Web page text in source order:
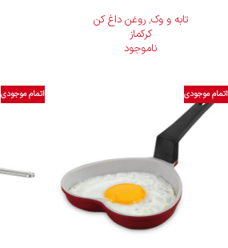
تابه و وک,روغن داغ کن
کرکماز
ناموجود
اتمام موجودی اتمام موجودی